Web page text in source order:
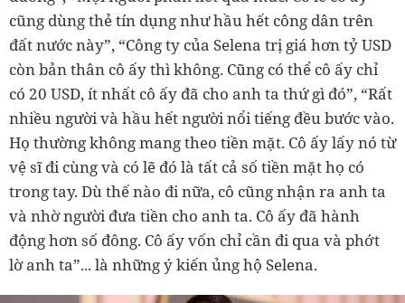
cũng dùng thẻ tín dụng như hầu hết công dân trên
đất nước này”, “Công ty của Selena trị giá hơn tỷ USD
còn bản thân cô ấy thì không. Cũng có thể cô ấy chỉ
có 20 USD, ít nhất cô ấy đã cho anh ta thứ gì đó”, “Rất
nhiều người và hầu hết người nổi tiếng đều bước vào.
Họ thường không mang theo tiền mặt. Cô ấy lấy nó từ
vệ sĩ đi cùng và có lẽ đó là tất cả số tiền mặt họ có
trong tay. Dù thế nào đi nữa, cô cũng nhận ra anh ta
và nhờ người đưa tiền cho anh ta. Cô ấy đã hành
động hơn số đông. Cô ấy vốn chỉ cần đi qua và phớt
lờ anh ta”... là những ý kiến ủng hộ Selena.